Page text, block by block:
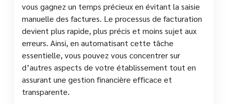
vous gagnez un temps précieux en évitant la saisie
manuelle des factures. Le processus de facturation
devient plus rapide, plus précis et moins sujet aux
erreurs. Ainsi, en automatisant cette tâche
essentielle, vous pouvez vous concentrer sur
d’autres aspects de votre établissement tout en
assurant une gestion financière efficace et
transparente.